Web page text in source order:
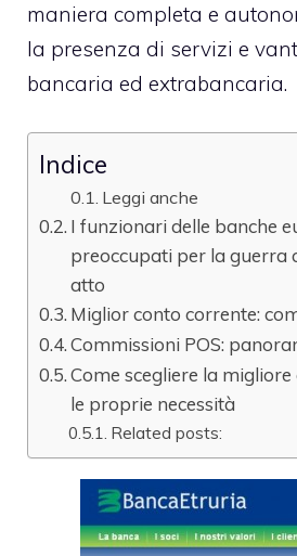
maniera completa e
la presenza di servizi e
bancaria ed extrabancaria.
Indice
Leggi anche
I funzionari delle banche
preoccupati per la guerra
atto
Miglior conto corrente:
Commissioni POS:
Come scegliere la
le proprie necessità
Related posts: